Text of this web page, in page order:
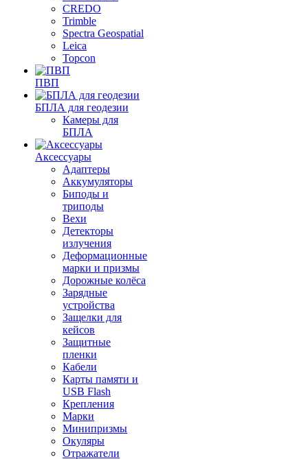
CREDO
Trimble
Spectra Geospatial
Leica
Topcon
ПВП
БПЛА для геодезии
Камеры для
БПЛА
Аксессуары
Адаптеры
Аккумуляторы
Биподы и
триподы
Вехи
Детекторы
излучения
Деформационные
марки и призмы
Дорожные колёса
Зарядные
устройства
Защелки для
кейсов
Защитные
пленки
Кабели
Карты памяти и
USB Flash
Крепления
Марки
Минипризмы
Окуляры
Отражатели